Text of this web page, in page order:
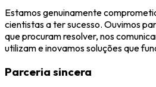
Estamos genuinamente
cientistas a ter sucesso. Ouvimos
que procuram resolver, nos
utilizam e inovamos soluções que
Parceria sincera